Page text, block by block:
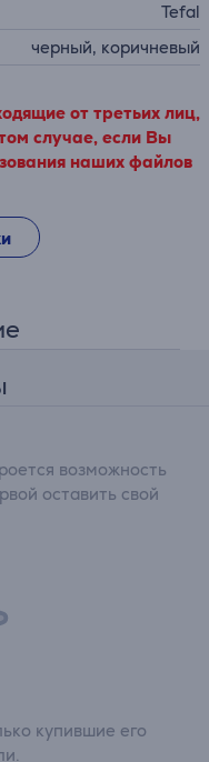
Tefal
черный, коричневый
от третьих лиц,
случае, если Вы
наших файлов
купившие его
возможность
оставить свой